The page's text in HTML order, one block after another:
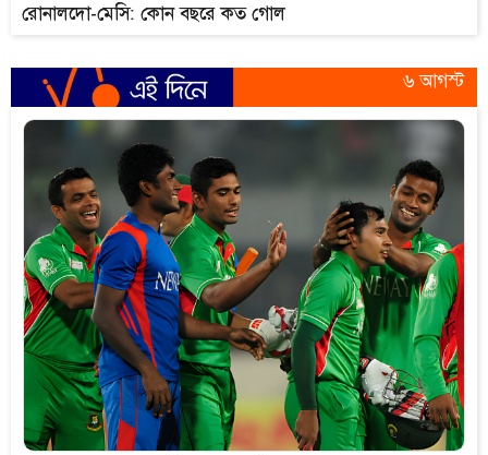
রোনালদো-মেসি: কোন বছরে কত গোল
৬ আগস্ট